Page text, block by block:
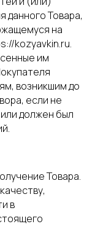
данного Товара,
на
kozyavkin.ru.
им
возникшим до
если не
должен был
Товара.
в